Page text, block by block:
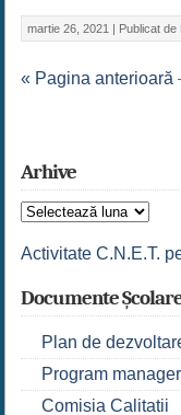
martie 26, 2021 | Publicat de
« Pagina anterioară
Arhive
Arhive
Activitate C.N.E.T.
Documente
Plan de
Program
Comisia Calitatii